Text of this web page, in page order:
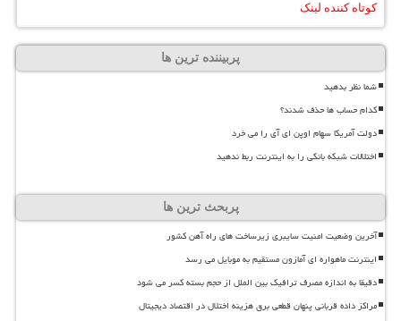
کوتاه کننده لینک
پربیننده ترین ها
شما نظر بدهید
کدام حساب ها حذف شدند؟
دولت آمریکا سهام اوپن ای آی را می خرد
اختلالات شبکه بانکی را به اینترنت ربط ندهید
پربحث ترین ها
آخرین وضعیت امنیت سایبری زیرساخت های راه آهن کشور
اینترنت ماهواره ای آمازون مستقیم به موبایل می رسد
دقیقا به اندازه مصرف ترافیک بین الملل از حجم بسته کسر می شود
مراکز داده قربانی پنهان قطعی برق هزینه اختلال در اقتصاد دیجیتال